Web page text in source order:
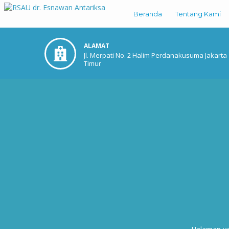
Beranda Tentang Kami
ALAMAT
Jl. Merpati No. 2 Halim Perdanakusuma Jakarta
Timur